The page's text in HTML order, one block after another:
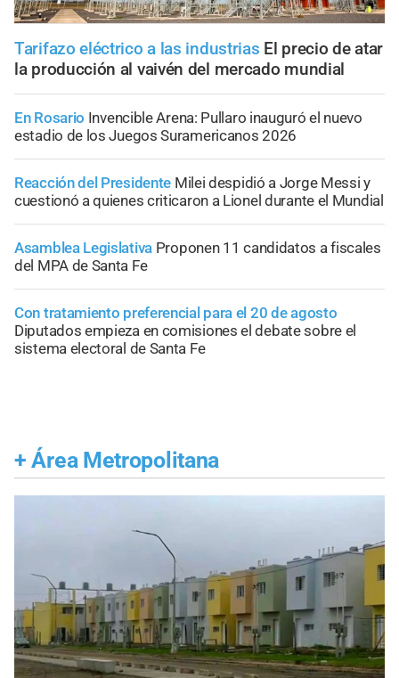
Tarifazo eléctrico a las industrias El precio de atar
la producción al vaivén del mercado mundial
En Rosario Invencible Arena: Pullaro inauguró el nuevo
estadio de los Juegos Suramericanos 2026
Reacción del Presidente Milei despidió a Jorge Messi y
cuestionó a quienes criticaron a Lionel durante el Mundial
Asamblea Legislativa Proponen 11 candidatos a fiscales
del MPA de Santa Fe
Con tratamiento preferencial para el 20 de agosto
Diputados empieza en comisiones el debate sobre el
sistema electoral de Santa Fe
+ Área Metropolitana